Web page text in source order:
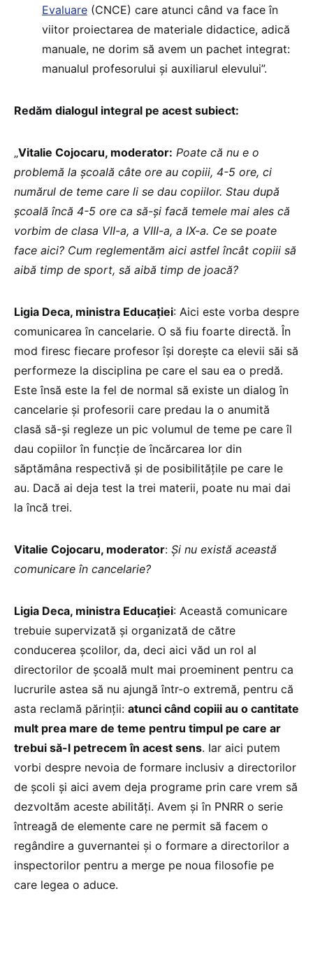
Evaluare (CNCE) care atunci când va face în
viitor proiectarea de materiale didactice, adică
manuale, ne dorim să avem un pachet integrat:
manualul profesorului și auxiliarul elevului”.
Redăm dialogul integral pe acest subiect:
„Vitalie Cojocaru, moderator: Poate că nu e o
problemă la școală câte ore au copiii, 4-5 ore, ci
numărul de teme care li se dau copiilor. Stau după
școală încă 4-5 ore ca să-și facă temele mai ales că
vorbim de clasa VII-a, a VIII-a, a IX-a. Ce se poate
face aici? Cum reglementăm aici astfel încât copiii să
aibă timp de sport, să aibă timp de joacă?
Ligia Deca, ministra Educației: Aici este vorba despre
comunicarea în cancelarie. O să fiu foarte directă. În
mod firesc fiecare profesor își dorește ca elevii săi să
performeze la disciplina pe care el sau ea o predă.
Este însă este la fel de normal să existe un dialog în
cancelarie și profesorii care predau la o anumită
clasă să-și regleze un pic volumul de teme pe care îl
dau copiilor în funcție de încărcarea lor din
săptămâna respectivă și de posibilitățile pe care le
au. Dacă ai deja test la trei materii, poate nu mai dai
la încă trei.
Vitalie Cojocaru, moderator: Și nu există această
comunicare în cancelarie?
Ligia Deca, ministra Educației: Această comunicare
trebuie supervizată și organizată de către
conducerea școlilor, da, deci aici văd un rol al
directorilor de școală mult mai proeminent pentru ca
lucrurile astea să nu ajungă într-o extremă, pentru că
asta reclamă părinții: atunci când copiii au o cantitate
mult prea mare de teme pentru timpul pe care ar
trebui să-l petrecem în acest sens. Iar aici putem
vorbi despre nevoia de formare inclusiv a directorilor
de școli și aici avem deja programe prin care vrem să
dezvoltăm aceste abilități. Avem și în PNRR o serie
întreagă de elemente care ne permit să facem o
regândire a guvernantei și o formare a directorilor a
inspectorilor pentru a merge pe noua filosofie pe
care legea o aduce.